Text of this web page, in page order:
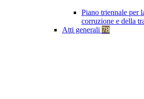
Piano triennale per
corruzione e della
Atti generali 78